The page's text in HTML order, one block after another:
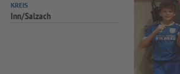
KREIS
Inn/Salzach